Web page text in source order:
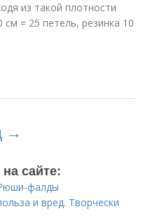
из такой плотности
= 25 петель, резинка 10
→
сайте:
фалды
и вред. Творчески